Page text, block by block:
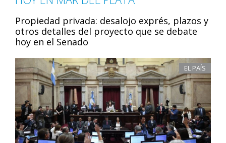
Propiedad privada: desalojo exprés, plazos y
otros detalles del proyecto que se debate
hoy en el Senado
EL PAÍS